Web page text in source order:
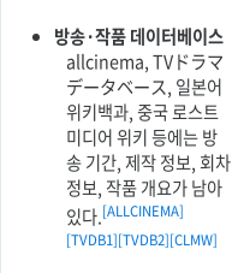
방송·작품 데이터베이스
allcinema, TVドラマ
データベース, 일본어
위키백과, 중국 로스트
미디어 위키 등에는 방
송 기간, 제작 정보, 회차
정보, 작품 개요가 남아
있다.[ALLCINEMA]
[TVDB1][TVDB2][CLMW]